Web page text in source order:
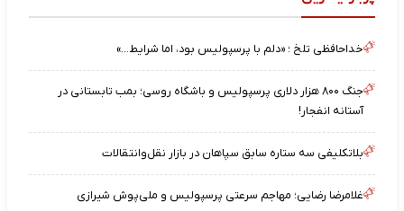
خداحافظی تلخ ؛ «دلم با پرسپولیس بود، اما شرایط…»
جنگ ۸۰۰ هزار دلاری پرسپولیس و باشگاه روسی؛ بمب تابستانی در
آستانه انفجار!
بلاتکلیفی سه ستاره سابق سپاهان در بازار نقل‌وانتقالات
غلامرضا رضایی؛ مهاجم سرعتی پرسپولیس و ملی‌پوش شیرازی